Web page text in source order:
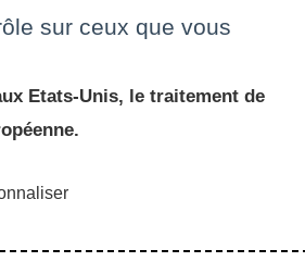
en 1998. Depuis 1973, ses recherches
sur les instruments de politiques
travaux sur le principe de précaution
sur ceux que vous
Etats-Unis, le traitement de